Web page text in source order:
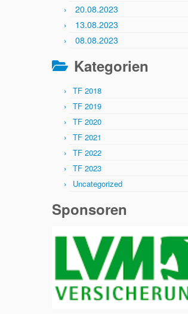
20.08.2023
13.08.2023
08.08.2023
Kategorien
TF 2018
TF 2019
TF 2020
TF 2021
TF 2022
TF 2023
Uncategorized
Sponsoren